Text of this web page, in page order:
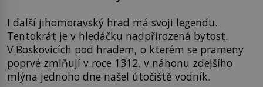
I další jihomoravský hrad má svoji legendu.
Tentokrát je v hledáčku nadpřirozená bytost.
V Boskovicích pod hradem, o kterém se prameny
poprvé zmiňují v roce 1312, v náhonu zdejšího
mlýna jednoho dne našel útočiště vodník.